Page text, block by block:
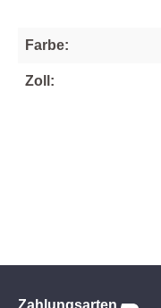
Farbe:
Zoll:
Zahlungsarten